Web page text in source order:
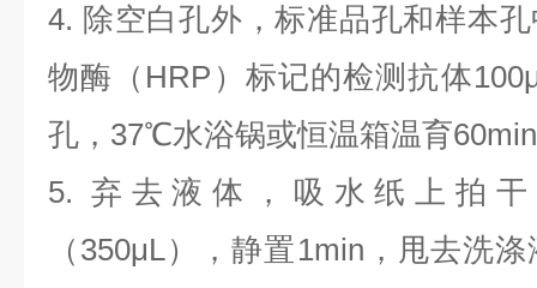
4. 除空白孔外，标准品孔和样本
物酶（HRP）标记的检测抗体
孔，37℃水浴锅或恒温箱温育
5. 弃去液体，吸水纸上拍
（350μL），静置1min，甩去洗